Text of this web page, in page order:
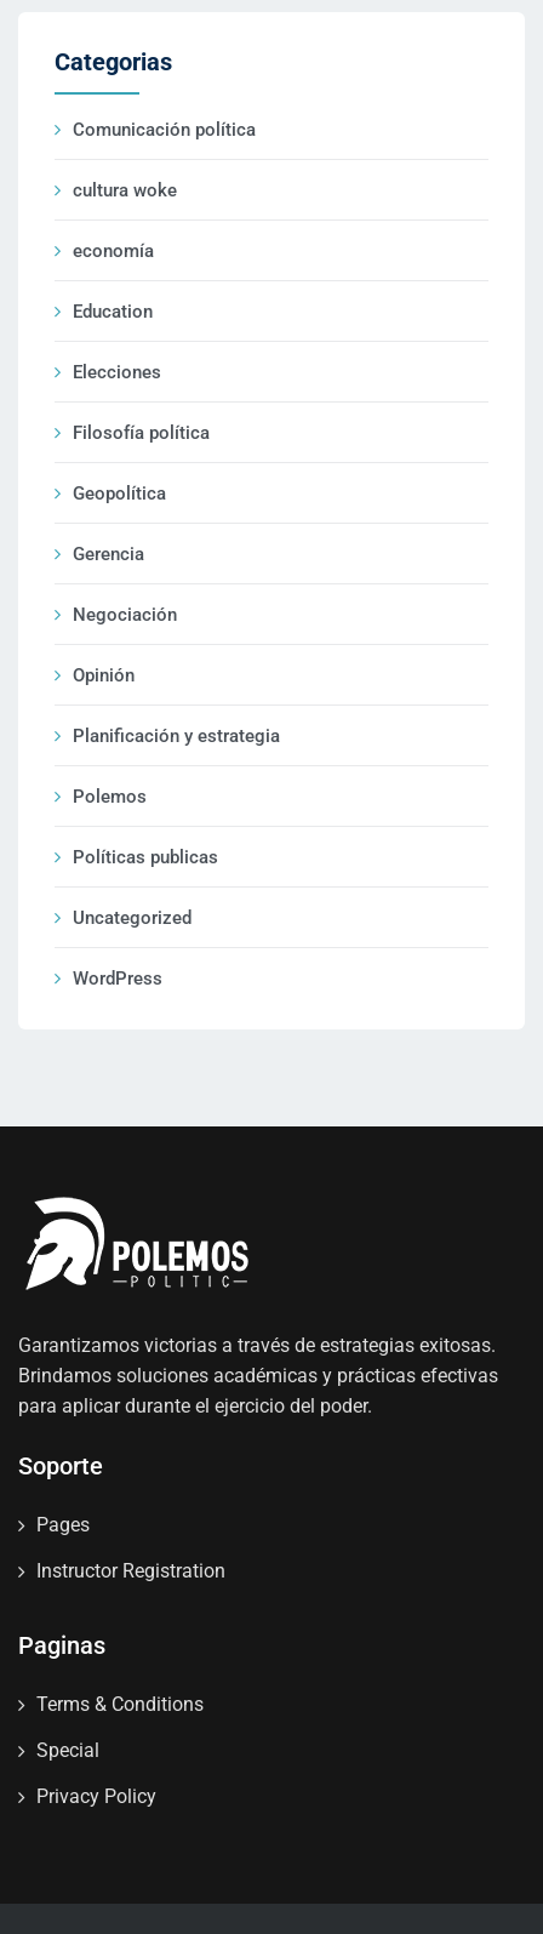
Categorias
Comunicación política
cultura woke
economía
Education
Elecciones
Filosofía política
Geopolítica
Gerencia
Negociación
Opinión
Planificación y estrategia
Polemos
Políticas publicas
Uncategorized
WordPress
Garantizamos victorias a través de estrategias exitosas.
Brindamos soluciones académicas y prácticas efectivas
para aplicar durante el ejercicio del poder.
Soporte
Pages
Instructor Registration
Paginas
Terms & Conditions
Special
Privacy Policy